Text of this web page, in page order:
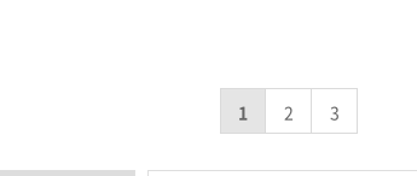
1 2 3